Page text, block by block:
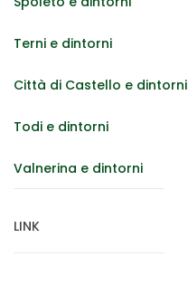
Terni e dintorni
Città di Castello e dintorni
Todi e dintorni
Valnerina e dintorni
LINK